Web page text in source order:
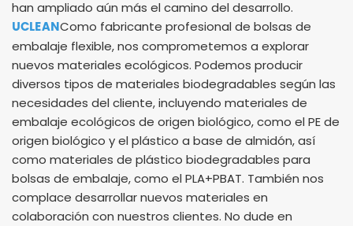
han ampliado aún más el camino del desarrollo.
UCLEANComo fabricante profesional de bolsas de
embalaje flexible, nos comprometemos a explorar
nuevos materiales ecológicos. Podemos producir
diversos tipos de materiales biodegradables según las
necesidades del cliente, incluyendo materiales de
embalaje ecológicos de origen biológico, como el PE de
origen biológico y el plástico a base de almidón, así
como materiales de plástico biodegradables para
bolsas de embalaje, como el PLA+PBAT. También nos
complace desarrollar nuevos materiales en
colaboración con nuestros clientes. No dude en